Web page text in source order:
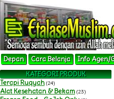
Depan Cara Belanja Info Agen/
KATEGORI PRODUK
Terapi Ruqyah (24)
Alat Kesehatan & Bekam (23)